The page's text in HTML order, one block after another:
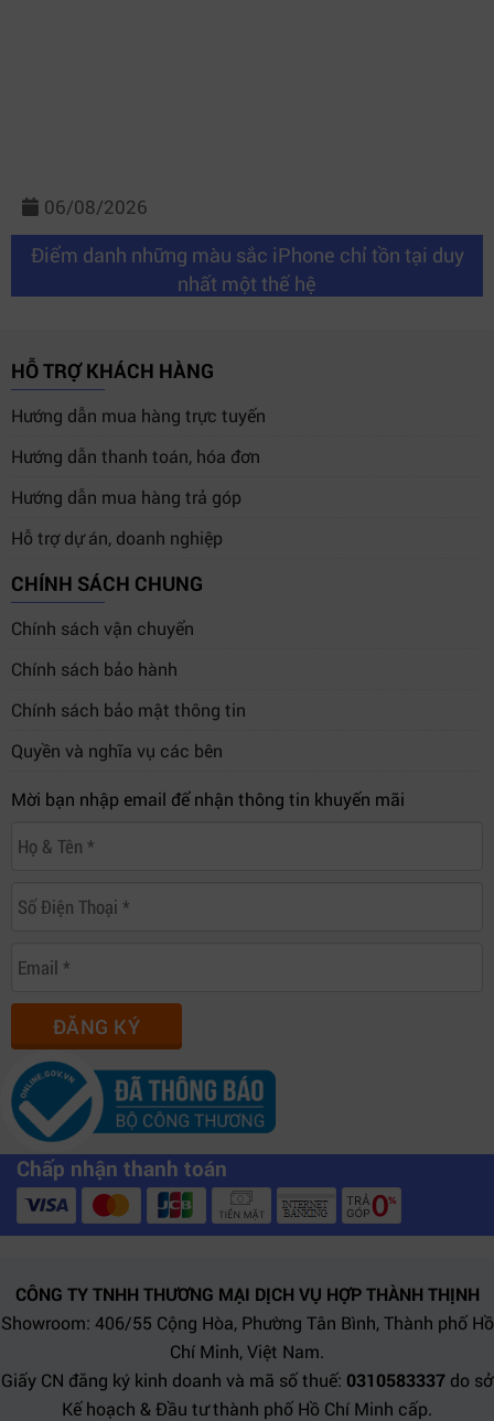
06/08/2026
Điểm danh những màu sắc iPhone chỉ tồn tại duy
nhất một thế hệ
HỖ TRỢ KHÁCH HÀNG
Hướng dẫn mua hàng trực tuyến
Hướng dẫn thanh toán, hóa đơn
Hướng dẫn mua hàng trả góp
Hỗ trợ dự án, doanh nghiệp
CHÍNH SÁCH CHUNG
Chính sách vận chuyển
Chính sách bảo hành
Chính sách bảo mật thông tin
Quyền và nghĩa vụ các bên
Mời bạn nhập email để nhận thông tin khuyến mãi
ĐĂNG KÝ
Chấp nhận thanh toán
CÔNG TY TNHH THƯƠNG MẠI DỊCH VỤ HỢP THÀNH THỊNH
Showroom: 406/55 Cộng Hòa, Phường Tân Bình, Thành phố Hồ
Chí Minh, Việt Nam.
Giấy CN đăng ký kinh doanh và mã số thuế: 0310583337 do sở
Kế hoạch & Đầu tư thành phố Hồ Chí Minh cấp.